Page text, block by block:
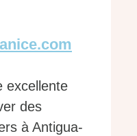
excellente
des
à Antigua-